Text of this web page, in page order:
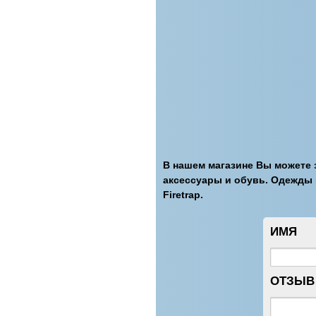
В нашем магазине Вы можете
аксессуары и обувь. Одежды
Firetrap.
ИМЯ
ОТЗЫВ